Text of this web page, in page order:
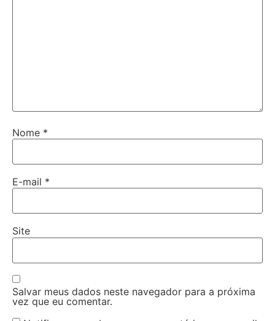
Nome *
E-mail *
Site
Salvar meus dados neste navegador para a próxima
vez que eu comentar.